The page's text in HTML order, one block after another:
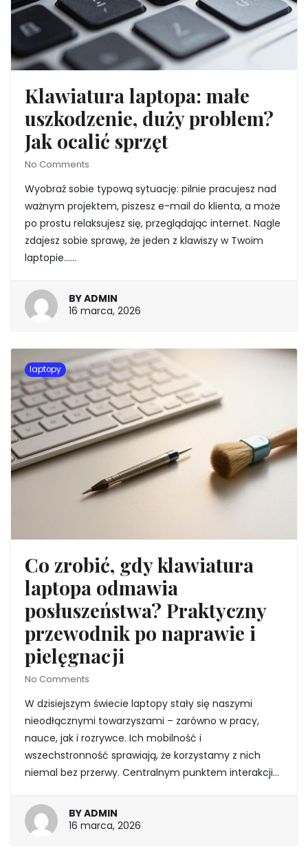
Klawiatura laptopa: małe
uszkodzenie, duży problem?
Jak ocalić sprzęt
No Comments
Wyobraź sobie typową sytuację: pilnie pracujesz nad
ważnym projektem, piszesz e-mail do klienta, a może
po prostu relaksujesz się, przeglądając internet. Nagle
zdajesz sobie sprawę, że jeden z klawiszy w Twoim
laptopie……
BYADMIN
16 marca, 2026
laptopy
Co zrobić, gdy klawiatura
laptopa odmawia
posłuszeństwa? Praktyczny
przewodnik po naprawie i
pielęgnacji
No Comments
W dzisiejszym świecie laptopy stały się naszymi
nieodłącznymi towarzyszami – zarówno w pracy,
nauce, jak i rozrywce. Ich mobilność i
wszechstronność sprawiają, że korzystamy z nich
niemal bez przerwy. Centralnym punktem interakcji…
BYADMIN
16 marca, 2026